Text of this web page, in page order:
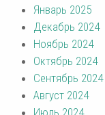
Январь 2025
Декабрь 2024
Ноябрь 2024
Октябрь 2024
Сентябрь 2024
Август 2024
Июль 2024